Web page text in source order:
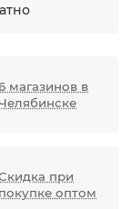
магазинов в
при
покупке оптом